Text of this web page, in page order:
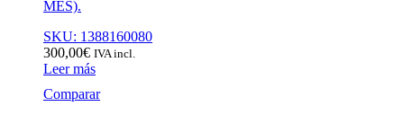
MES).
SKU: 1388160080
300,00€ IVA incl.
Leer más
Comparar